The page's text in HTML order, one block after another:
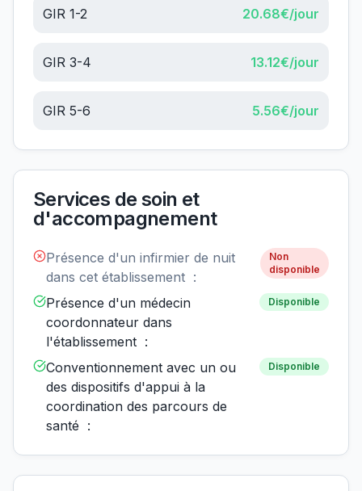
GIR 1-2 20.68€/jour
GIR 3-4 13.12€/jour
GIR 5-6 5.56€/jour
Services de soin et
d'accompagnement
Présence d'un infirmier de nuit
dans cet établissement :
Non
disponible
Présence d'un médecin
coordonnateur dans
l'établissement :
Disponible
Conventionnement avec un ou
des dispositifs d'appui à la
coordination des parcours de
santé :
Disponible